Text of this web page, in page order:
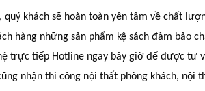
, quý khách sẽ hoàn toàn yên tâm về chất
hàng những sản phẩm kệ sách đảm bảo
trực tiếp Hotline ngay bây giờ để được tư
nhận thi công nội thất phòng khách, nội